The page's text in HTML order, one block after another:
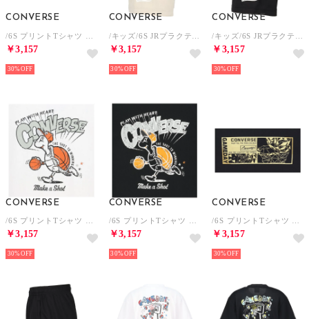
CONVERSE
￥3,157
30%
CONVERSE
￥3,157
30%
CONVERSE
￥3,157
30%
CONVERSE
￥3,157
30%
CONVERSE
￥3,157
30%
CONVERSE
￥3,157
30%